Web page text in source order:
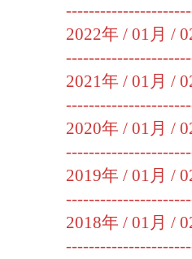
2022年 / 01月 /
2021年 / 01月 /
2020年 / 01月 /
2019年 / 01月 /
2018年 / 01月 /